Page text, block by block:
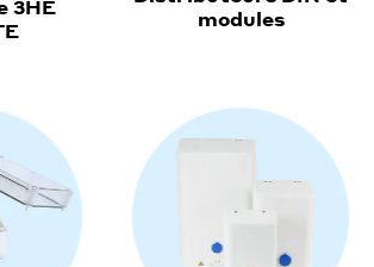
3HE
modules